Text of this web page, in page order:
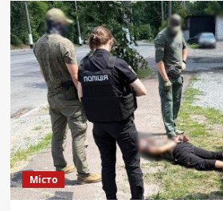
Місто